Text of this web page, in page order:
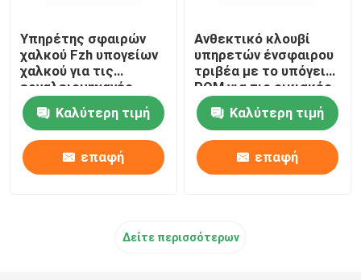
Υπηρέτης σφαιρών
χαλκού Fzh υπογείων
χαλκού για τις
εργαλειομηχανές
υψηλής ακρίβειας
Καλύτερη τιμή
επαφή
Ανθεκτικό κλουβί
υπηρετών ένσφαιρου
τριβέα με το υπόγειο
POM για τις οικιακές
συσκευές
Καλύτερη τιμή
επαφή
Δείτε περισσότερων